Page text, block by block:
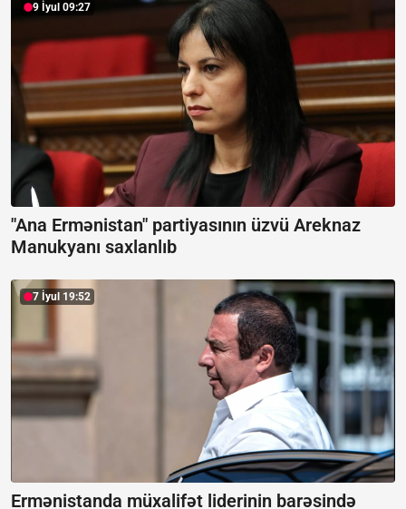
9 İyul 09:27
"Ana Ermənistan" partiyasının üzvü Areknaz
Manukyanı saxlanlıb
7 İyul 19:52
Ermənistanda müxalifət liderinin barəsində